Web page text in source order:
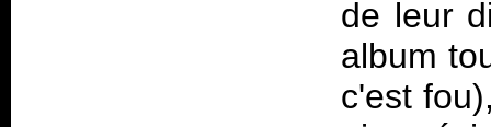
de leur
album
c'est